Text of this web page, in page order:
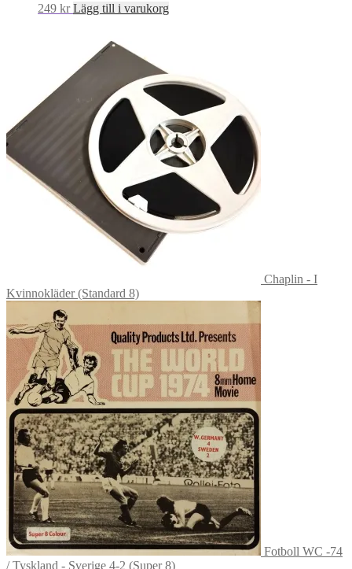
249 kr Lägg till i varukorg
Chaplin - I
Kvinnokläder (Standard 8)
Fotboll WC -74
/ Tyskland - Sverige 4-2 (Super 8)